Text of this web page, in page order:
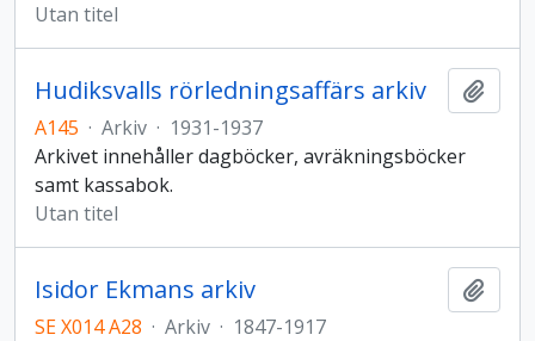
Utan titel
Hudiksvalls rörledningsaffärs arkiv
A145 · Arkiv · 1931-1937
Arkivet innehåller dagböcker, avräkningsböcker
samt kassabok.
Utan titel
Isidor Ekmans arkiv
SE X014 A28 · Arkiv · 1847-1917